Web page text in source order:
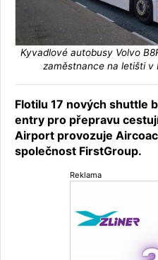
Kyvadlové autobusy Volvo
zaměstnance na letišti v
Flotilu 17 nových shuttle
entry pro přepravu
Airport provozuje
společnost FirstGroup.
Reklama